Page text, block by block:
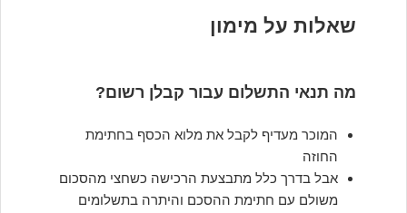
שאלות על מימון
מה תנאי התשלום עבור קבלן רשום?
המוכר מעדיף לקבל את מלוא הכסף בחתימת
החוזה
אבל בדרך כלל מתבצעת הרכישה כשחצי מהסכום
משולם עם חתימת ההסכם והיתרה בתשלומים